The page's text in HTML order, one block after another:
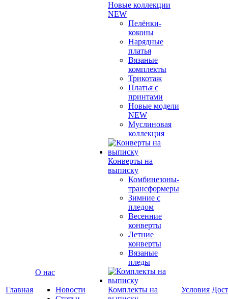
Главная
О нас
Новости
Новые коллекции
NEW
Пелёнки-
коконы
Нарядные
платья
Вязаные
комплекты
Трикотаж
Платья с
принтами
Новые модели
NEW
Муслиновая
коллекция
Конверты на
выписку
Комбинезоны-
трансформеры
Зимние с
пледом
Весенние
конверты
Летние
конверты
Вязаные
пледы
Комплекты на
Условия